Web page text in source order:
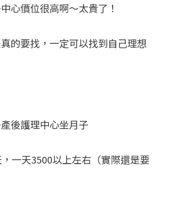
心價位很高啊～太貴了！
的要找，一定可以找到自己理想
後護理中心坐月子
一天3500以上左右（實際還是要